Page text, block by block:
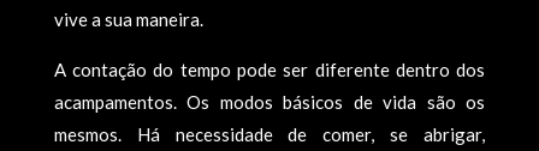
vive a sua maneira.
A contação do tempo pode ser diferente dentro dos
acampamentos. Os modos básicos de vida são os
mesmos. Há necessidade de comer, se abrigar,